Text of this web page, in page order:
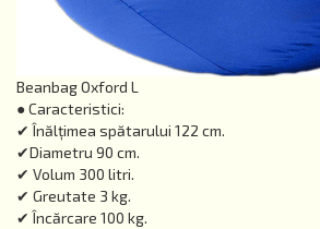
Beanbag Oxford L
● Caracteristici:
✔ Înălțimea spătarului 122 cm.
✔Diametru 90 cm.
✔ Volum 300 litri.
✔ Greutate 3 kg.
✔ Încărcare 100 kg.